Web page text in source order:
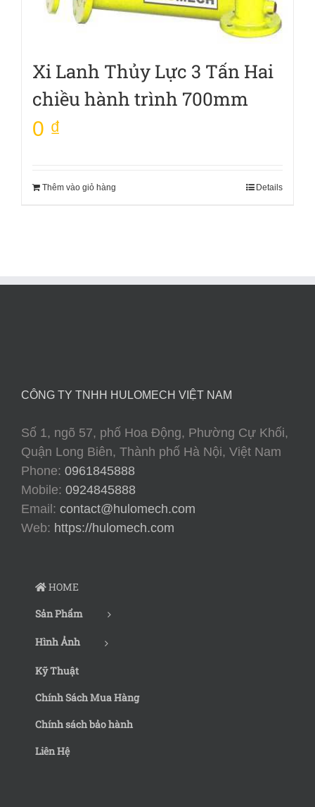
Xi Lanh Thủy Lực 3 Tấn Hai
chiều hành trình 700mm
0 ₫
Thêm vào giỏ hàng Details
CÔNG TY TNHH HULOMECH VIỆT NAM
Số 1, ngõ 57, phố Hoa Động, Phường Cự Khối,
Quận Long Biên, Thành phố Hà Nội, Việt Nam
Phone: 0961845888
Mobile: 0924845888
Email: contact@hulomech.com
Web: https://hulomech.com
HOME
Sản Phẩm
Hình Ảnh
Kỹ Thuật
Chính Sách Mua Hàng
Chính sách bảo hành
Liên Hệ